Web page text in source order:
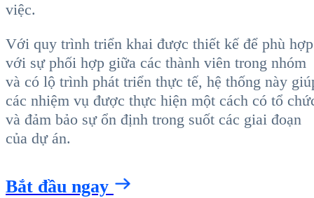
việc.
Với quy trình triển khai được thiết kế để phù hợp
với sự phối hợp giữa các thành viên trong nhóm
và có lộ trình phát triển thực tế, hệ thống này
các nhiệm vụ được thực hiện một cách có tổ
và đảm bảo sự ổn định trong suốt các giai đoạn
của dự án.
Bắt đầu ngay